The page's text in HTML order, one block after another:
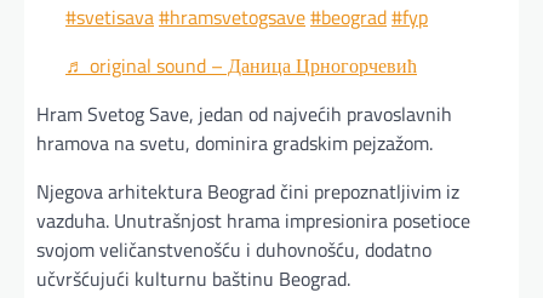
#svetisava#hramsvetogsave#beograd#fyp
♬ original sound – Даница Црногорчевић
Hram Svetog Save, jedan od najvećih pravoslavnih
hramova na svetu, dominira gradskim pejzažom.
Njegova arhitektura Beograd čini prepoznatljivim iz
vazduha. Unutrašnjost hrama impresionira posetioce
svojom veličanstvenošću i duhovnošću, dodatno
učvršćujući kulturnu baštinu Beograd.